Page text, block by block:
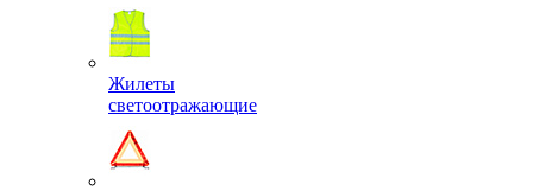
Жилеты
светоотражающие